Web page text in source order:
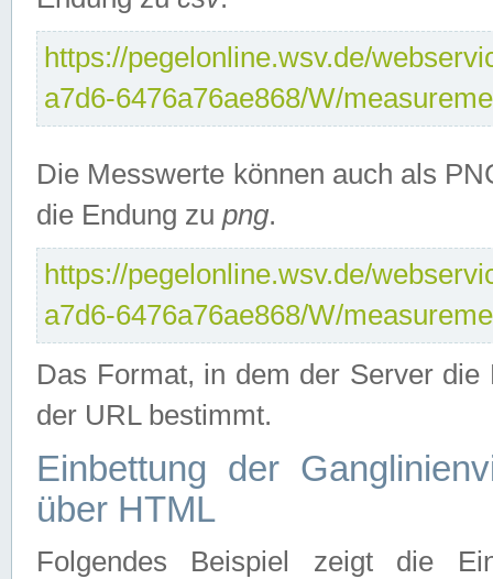
https://pegelonline.wsv.de/
a7d6-6476a76ae868/W/
Die Messwerte können auch als
die Endung zu png.
https://pegelonline.wsv.de/
a7d6-6476a76ae868/W/
Das Format, in dem der Server
der URL bestimmt.
Einbettung der
über HTML
Folgendes Beispiel zeigt die